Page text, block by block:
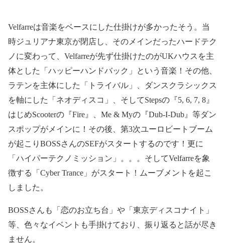
Velfarreは音楽をベースにした仕掛けが多かったそう。当
時ジュリアナ東京が閉店し、そのメインだったハードテク
ノに変わって、 Velfarreが先ず仕掛けたのがUKハウスを主
体とした「ハッピーハンドバック」という音楽！その他、
ラテンを主体にした「トライバル」、ダンスクラシックス
を軸にした「ネオディスコ」、そしてStepsの『5, 6, 7, 8 』
はじめScooterの 『Fire 』、 Me & Myの『Dub-I-Dub 』等ダン
スポップがメインに！その後、第3次ユーロビートブーム
が起こり BOSSさんのSEFがスタートするのです！更に
「ハイパーテクノミッション」。。。そしてVelfarreを象
徴する「 Cyber Trance 」がスタート！ムーブメントを起こ
しました。
BOSSさんも「恋のお立ち台」や「東京ディスコナイト」
等、色々なイベントも手掛けており、振り返ると話が尽き
ません。